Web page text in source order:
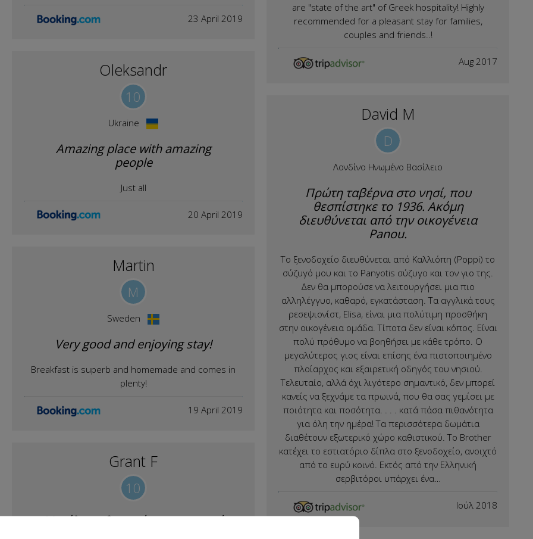
23 April 2019
Oleksandr
10
Ukraine
Amazing place with amazing
people
Just all
20 April 2019
Martin
M
Sweden
Very good and enjoying stay!
Breakfast is superb and homemade and comes in
plenty!
19 April 2019
Grant F
10
Μεγάλη αυθεντική οικογενειακή
are "state of the art" of Greek hospitality! Highly
recommended for a pleasant stay for families,
couples and friends..!
Aug 2017
David M
D
Λονδίνο Ηνωμένο Βασίλειο
Πρώτη ταβέρνα στο νησί, που
θεσπίστηκε το 1936. Ακόμη
διευθύνεται από την οικογένεια
Panou.
Το ξενοδοχείο διευθύνεται από Καλλιόπη (Poppi) το
σύζυγό μου και το Panyotis σύζυγο και τον γιο της.
Δεν θα μπορούσε να λειτουργήσει μια πιο
αλληλέγγυο, καθαρό, εγκατάσταση. Τα αγγλικά τους
ρεσεψιονίστ, Elisa, είναι μια πολύτιμη προσθήκη
στην οικογένεια ομάδα. Τίποτα δεν είναι κόπος. Είναι
πολύ πρόθυμο να βοηθήσει με κάθε τρόπο. Ο
μεγαλύτερος γιος είναι επίσης ένα πιστοποιημένο
πλοίαρχος και εξαιρετική οδηγός του νησιού.
Τελευταίο, αλλά όχι λιγότερο σημαντικό, δεν μπορεί
κανείς να ξεχνάμε τα πρωινά, που θα σας γεμίσει με
ποιότητα και ποσότητα. . . . κατά πάσα πιθανότητα
για όλη την ημέρα! Τα περισσότερα δωμάτια
διαθέτουν εξωτερικό χώρο καθιστικού. Το Brother
κατέχει το εστιατόριο δίπλα στο ξενοδοχείο, ανοιχτό
από το ευρύ κοινό. Εκτός από την Ελληνική
σερβιτόροι υπάρχει ένα…
Ιούλ 2018